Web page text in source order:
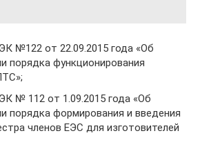
№122 от 22.09.2015 года «Об
порядка функционирования
№ 112 от 1.09.2015 года «Об
порядка формирования и введения
членов ЕЭС для изготовителей